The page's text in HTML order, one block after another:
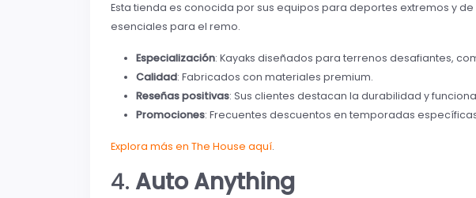
Esta tienda es conocida por sus equipos para deportes extremos y
esenciales para el remo.
Especialización: Kayaks diseñados para terrenos desafiantes,
Calidad: Fabricados con materiales premium.
Reseñas positivas: Sus clientes destacan la durabilidad y
Promociones: Frecuentes descuentos en temporadas
Explora más en The House aquí.
4. Auto Anything